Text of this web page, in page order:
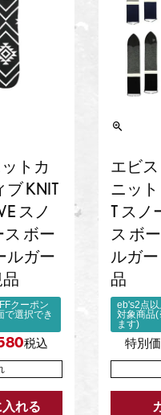
トカ
ブ KNIT
スノ
ボー
ルガー
品
クーポン
選択でき
税込
れる
エビス
ニット
T スノ
ス ボ
ルガ
品
eb's2点
対象商品
ます)
特別